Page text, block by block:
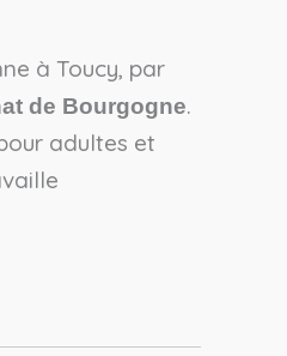
à Toucy, par
de Bourgogne.
adultes et